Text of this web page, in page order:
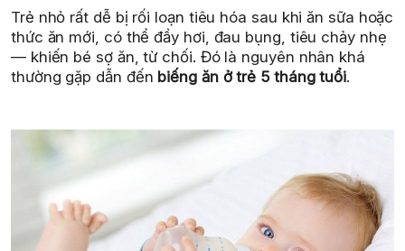
Trẻ nhỏ rất dễ bị rối loạn tiêu hóa sau khi ăn sữa hoặc
thức ăn mới, có thể đầy hơi, đau bụng, tiêu chảy nhẹ
— khiến bé sợ ăn, từ chối. Đó là nguyên nhân khá
thường gặp dẫn đến biếng ăn ở trẻ 5 tháng tuổi.